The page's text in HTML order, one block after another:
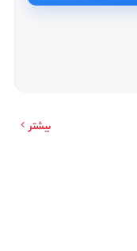
بیشتر